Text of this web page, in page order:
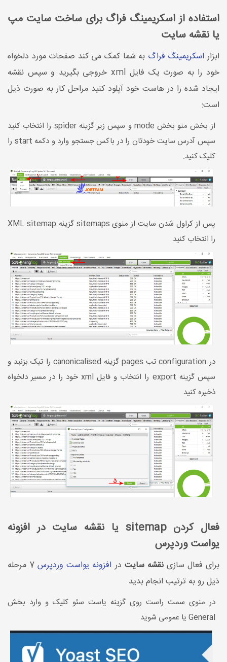
استفاده از اسکریمینگ فراگ برای ساخت سایت مپ
یا نقشه سایت
ابزار اسکریمینگ فراگ به شما کمک می کند صفحات مورد دلخواه
خود را به صورت یک فایل xml خروجی بگیرید و سپس نقشه
ایجاد شده را در هاست خود آپلود کنید مراحل کار به صورت ذیل
است:
از بخش منو بخش mode و سپس زیر گزینه spider را انتخاب کنید
سپس آدرس سایت خودتان را در باکس جستجو وارد و دکمه start را
کلیک کنید.
پس از کراول شدن سایت از منوی sitemaps گزینه XML sitemap
را انتخاب کنید
در configuration تب pages گزینه canonicalised را تیک بزنید و
سپس گزینه export را انتخاب و فایل xml خود را در مسیر دلخواه
ذخیره کنید
فعال کردن sitemap یا نقشه سایت در افزونه
یواست وردپرس
برای فعال سازینقشه سایت در افزونه یواست وردپرس
7 مرحله
ذیل رو به ترتیب انجام بدید
در منوی سمت راست روی گزینه یاست سئو کلیک و وارد بخش
General یا عمومی شوید